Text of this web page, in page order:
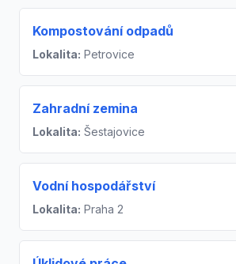
Kompostování odpadů
Lokalita: Petrovice
Zahradní zemina
Lokalita: Šestajovice
Vodní hospodářství
Lokalita: Praha 2